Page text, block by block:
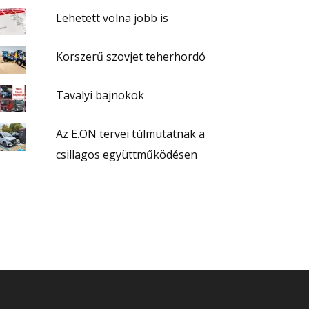
Lehetett volna jobb is
Korszerű szovjet teherhordó
Tavalyi bajnokok
Az E.ON tervei túlmutatnak a
csillagos együttműködésen